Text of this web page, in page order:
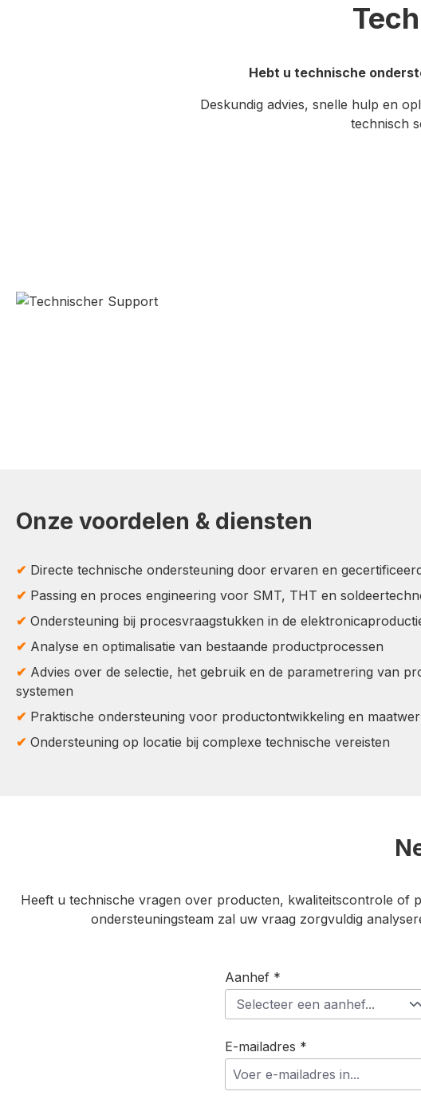
Hebt u technische
Deskundig advies, snelle hulp en
technisch
Onze voordelen & diensten
✔ Directe technische ondersteuning door ervaren en
✔ Passing en proces engineering voor SMT, THT en
✔ Ondersteuning bij procesvraagstukken in de
✔ Analyse en optimalisatie van bestaande productprocessen
✔ Advies over de selectie, het gebruik en de parametrering van
systemen
✔ Praktische ondersteuning voor productontwikkeling en
✔ Ondersteuning op locatie bij complexe technische vereisten
Heeft u technische vragen over producten, kwaliteitscontrole of
ondersteuningsteam zal uw vraag zorgvuldig
Aanhef *
E-mailadres *